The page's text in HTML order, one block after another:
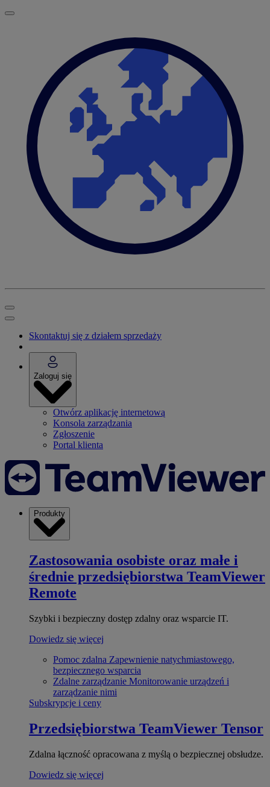
Skontaktuj się z działem sprzedaży
Zaloguj się
Otwórz aplikację internetową
Konsola zarządzania
Zgłoszenie
Portal klienta
Produkty
Zastosowania osobiste oraz małe i
średnie przedsiębiorstwa TeamViewer
Remote
Szybki i bezpieczny dostęp zdalny oraz wsparcie IT.
Dowiedz się więcej
Pomoc zdalna Zapewnienie natychmiastowego,
bezpiecznego wsparcia
Zdalne zarządzanie Monitorowanie urządzeń i
zarządzanie nimi
Subskrypcje i ceny
Przedsiębiorstwa TeamViewer Tensor
Zdalna łączność opracowana z myślą o bezpiecznej obsłudze.
Dowiedz się więcej